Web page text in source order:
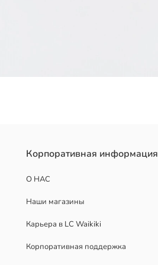
Корпоративная информация
О НАС
Наши магазины
Карьера в LC Waikiki
Корпоративная поддержка